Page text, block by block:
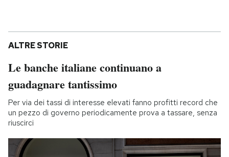
ALTRE STORIE
Le banche italiane continuano a
guadagnare tantissimo
Per via dei tassi di interesse elevati fanno profitti record che
un pezzo di governo periodicamente prova a tassare, senza
riuscirci